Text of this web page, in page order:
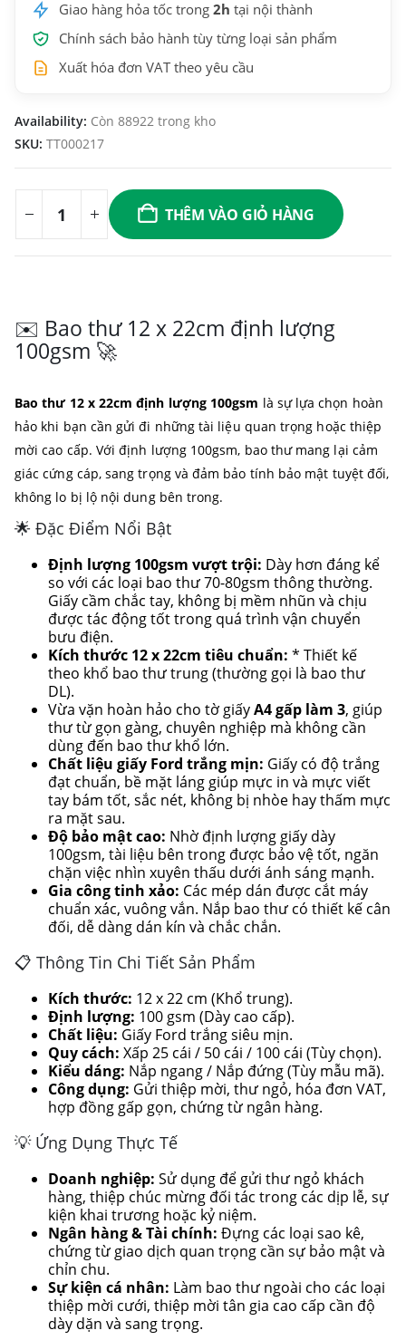
Giao hàng hỏa tốc trong 2h tại nội thành
Chính sách bảo hành tùy từng loại sản phẩm
Xuất hóa đơn VAT theo yêu cầu
Availability: Còn 88922 trong kho
SKU: TT000217
THÊM VÀO GIỎ HÀNG
✉️ Bao thư 12 x 22cm định lượng
100gsm 🚀
Bao thư 12 x 22cm định lượng 100gsm là sự lựa chọn hoàn
hảo khi bạn cần gửi đi những tài liệu quan trọng hoặc thiệp
mời cao cấp. Với định lượng 100gsm, bao thư mang lại cảm
giác cứng cáp, sang trọng và đảm bảo tính bảo mật tuyệt đối,
không lo bị lộ nội dung bên trong.
🌟 Đặc Điểm Nổi Bật
Định lượng 100gsm vượt trội: Dày hơn đáng kể
so với các loại bao thư 70-80gsm thông thường.
Giấy cầm chắc tay, không bị mềm nhũn và chịu
được tác động tốt trong quá trình vận chuyển
bưu điện.
Kích thước 12 x 22cm tiêu chuẩn: * Thiết kế
theo khổ bao thư trung (thường gọi là bao thư
DL).
Vừa vặn hoàn hảo cho tờ giấyA4 gấp làm 3, giúp
thư từ gọn gàng, chuyên nghiệp mà không cần
dùng đến bao thư khổ lớn.
Chất liệu giấy Ford trắng mịn: Giấy có độ trắng
đạt chuẩn, bề mặt láng giúp mực in và mực viết
tay bám tốt, sắc nét, không bị nhòe hay thấm mực
ra mặt sau.
Độ bảo mật cao: Nhờ định lượng giấy dày
100gsm, tài liệu bên trong được bảo vệ tốt, ngăn
chặn việc nhìn xuyên thấu dưới ánh sáng mạnh.
Gia công tinh xảo: Các mép dán được cắt máy
chuẩn xác, vuông vắn. Nắp bao thư có thiết kế cân
đối, dễ dàng dán kín và chắc chắn.
📋 Thông Tin Chi Tiết Sản Phẩm
Kích thước: 12 x 22 cm (Khổ trung).
Định lượng: 100 gsm (Dày cao cấp).
Chất liệu: Giấy Ford trắng siêu mịn.
Quy cách: Xấp 25 cái / 50 cái / 100 cái (Tùy chọn).
Kiểu dáng: Nắp ngang / Nắp đứng (Tùy mẫu mã).
Công dụng: Gửi thiệp mời, thư ngỏ, hóa đơn VAT,
hợp đồng gấp gọn, chứng từ ngân hàng.
💡 Ứng Dụng Thực Tế
Doanh nghiệp: Sử dụng để gửi thư ngỏ khách
hàng, thiệp chúc mừng đối tác trong các dịp lễ, sự
kiện khai trương hoặc kỷ niệm.
Ngân hàng & Tài chính: Đựng các loại sao kê,
chứng từ giao dịch quan trọng cần sự bảo mật và
chỉn chu.
Sự kiện cá nhân: Làm bao thư ngoài cho các loại
thiệp mời cưới, thiệp mời tân gia cao cấp cần độ
dày dặn và sang trọng.